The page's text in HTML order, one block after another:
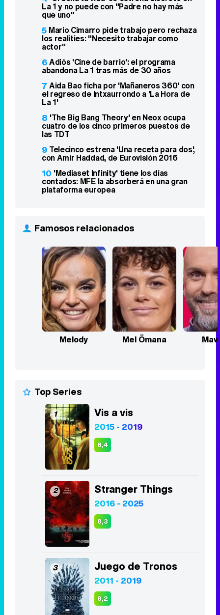
6 Adiós 'Cine de barrio': el programa
abandona La 1 tras más de 30 años
7 Aida Bao ficha por 'Mañaneros 360' con
el regreso de Intxaurrondo a 'La Hora de
La 1'
8'The Big Bang Theory' en Neox ocupa
cuatro de los cinco primeros puestos de
las TDT
9 Telecinco estrena 'Una receta para dos',
con Amir Haddad, de Eurovisión 2016
10'Mediaset Infinity' tiene los días
contados: MFE la absorberá en una gran
plataforma europea
Famosos relacionados
Melody Mel Ömana
Top Series
2 Stranger Things
2016 - 2025
3 Juego de Tronos
2011 - 2019
4 Euphoria
2019 - 2026